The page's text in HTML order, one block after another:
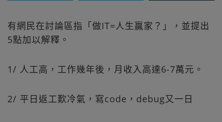
有網民在討論區指「做IT=人生贏家？」，並提出
5點加以解釋。
1/ 人工高，工作幾年後，月收入高達6-7萬元。
2/ 平日返工歎冷氣，寫code，debug又一日